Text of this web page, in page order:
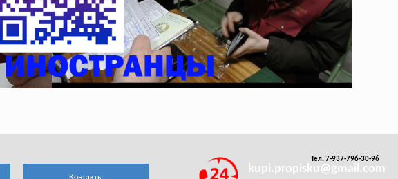
Тел. 7-937-796-30-96
kupi.propisku@gmail.com